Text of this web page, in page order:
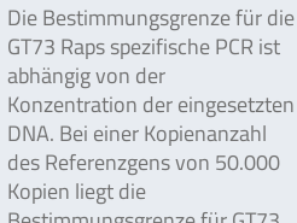
Die Bestimmungsgrenze für die
GT73 Raps spezifische PCR ist
abhängig von der
Konzentration der eingesetzten
DNA. Bei einer Kopienanzahl
des Referenzgens von 50.000
Kopien liegt die